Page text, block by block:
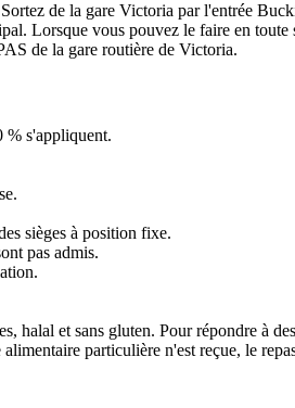
de la gare Victoria par l'entrée
Lorsque vous pouvez le faire en
de la gare routière de Victoria.
% s'appliquent.
sièges à position fixe.
pas admis.
halal et sans gluten. Pour répondre à
particulière n'est reçue, le